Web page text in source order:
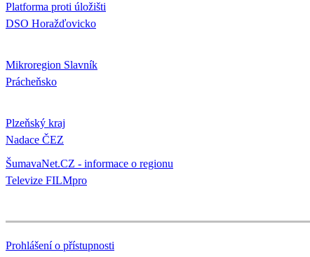
Platforma proti úložišti
DSO Horažďovicko
Mikroregion Slavník
Prácheňsko
Plzeňský kraj
Nadace ČEZ
ŠumavaNet.CZ - informace o regionu
Televize FILMpro
Prohlášení o přístupnosti